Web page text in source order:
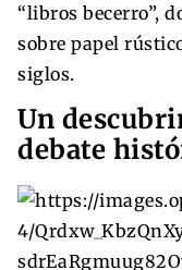
“libros becerro”,
sobre papel
siglos.
Un
debate